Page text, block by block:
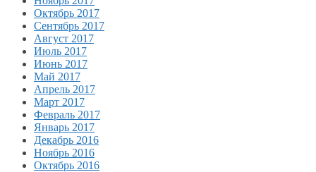
Октябрь 2017
Сентябрь 2017
Август 2017
Июль 2017
Июнь 2017
Май 2017
Апрель 2017
Март 2017
Февраль 2017
Январь 2017
Декабрь 2016
Ноябрь 2016
Октябрь 2016